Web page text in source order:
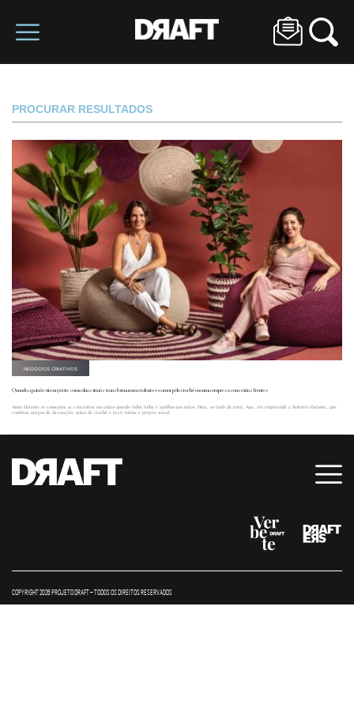
PROCURAR RESULTADOS
NEGÓCIOS CRIATIVOS
Quando a paixão vira negócio: como duas irmãs transformaram o talento e o amor pelo crochê em uma empresa com várias frentes
Anne Galante só conseguia se concentrar nas aulas quando tinha linha e agulhas nas mãos. Hoje, ao lado da irmã, Ana, ela empreende a Señorita Galante, que
combina artigos de decoração, aulas de crochê e tricô online e projeto social.
COPYRIGHT 2026 PROJETO DRAFT – TODOS OS DIREITOS RESERVADOS